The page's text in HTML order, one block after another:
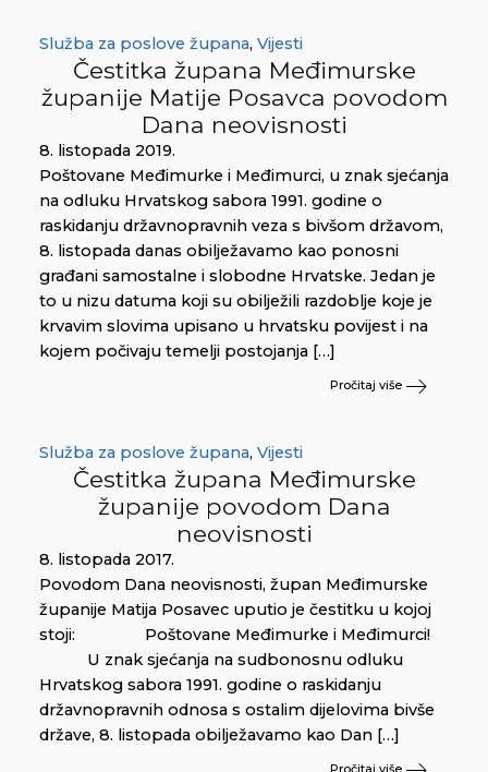
Služba za poslove župana, Vijesti
Čestitka župana Međimurske
županije Matije Posavca povodom
Dana neovisnosti
8. listopada 2019.
Poštovane Međimurke i Međimurci, u znak sjećanja
na odluku Hrvatskog sabora 1991. godine o
raskidanju državnopravnih veza s bivšom državom,
8. listopada danas obilježavamo kao ponosni
građani samostalne i slobodne Hrvatske. Jedan je
to u nizu datuma koji su obilježili razdoblje koje je
krvavim slovima upisano u hrvatsku povijest i na
kojem počivaju temelji postojanja […]
Pročitaj više
Služba za poslove župana, Vijesti
Čestitka župana Međimurske
županije povodom Dana
neovisnosti
8. listopada 2017.
Povodom Dana neovisnosti, župan Međimurske
županije Matija Posavec uputio je čestitku u kojoj
stoji: Poštovane Međimurke i Međimurci!
U znak sjećanja na sudbonosnu odluku
Hrvatskog sabora 1991. godine o raskidanju
državnopravnih odnosa s ostalim dijelovima bivše
države, 8. listopada obilježavamo kao Dan […]
Pročitaj više